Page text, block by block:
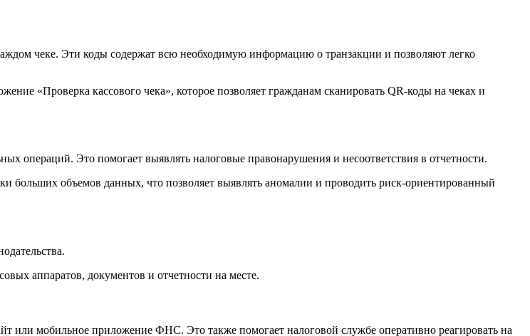
чеке. Эти коды содержат всю необходимую информацию о транзакции и позволяют легко
«Проверка кассового чека», которое позволяет гражданам сканировать QR-коды на чеках и
операций. Это помогает выявлять налоговые правонарушения и несоответствия в отчетности.
больших объемов данных, что позволяет выявлять аномалии и проводить риск-ориентированный
аппаратов, документов и отчетности на месте.
или мобильное приложение ФНС. Это также помогает налоговой службе оперативно реагировать на